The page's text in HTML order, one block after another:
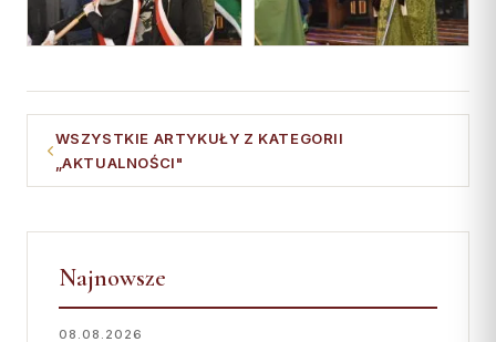
WSZYSTKIE ARTYKUŁY Z KATEGORII
„AKTUALNOŚCI"
Najnowsze
08.08.2026